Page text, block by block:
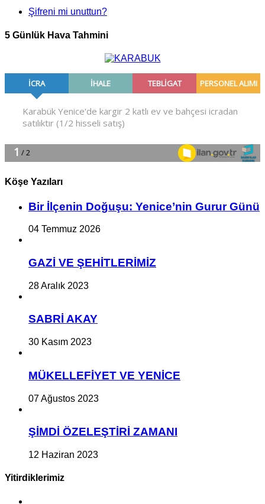
Şifreni mi unuttun?
5 Günlük Hava Tahmini
Köşe Yazıları
Bir İlçe­nin Do­ğu­şu: Ye­ni­ce’nin Gurur Günü
04 Temmuz 2026
GAZİ VE ŞEHİTLERİMİZ
28 Aralık 2023
SABRİ AKAY
30 Kasım 2023
MÜKELLEFİYET VE YENİCE
07 Ağustos 2023
ŞİMDİ ÖZELEŞTİRİ ZAMANI
12 Haziran 2023
Yitirdiklerimiz